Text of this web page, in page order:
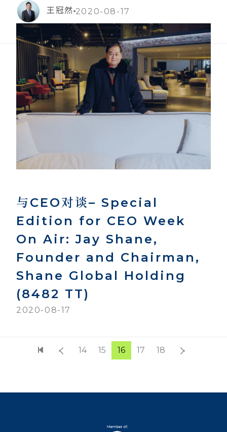
王冠然 2020-08-17
与CEO对谈– Special
Edition for CEO Week
On Air: Jay Shane,
Founder and Chairman,
Shane Global Holding
(8482 TT)
2020-08-17
14 15 16 17 18